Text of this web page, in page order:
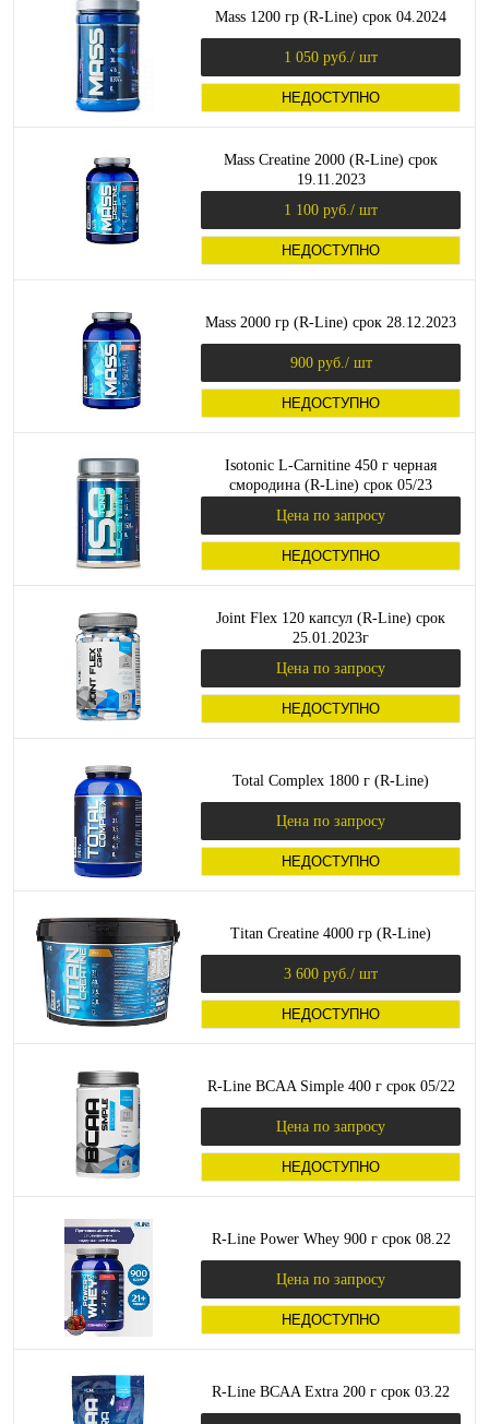
Mass 1200 гр (R-Line) срок 04.2024
1 050 руб. / шт
НЕДОСТУПНО
Mass Creatine 2000 (R-Line) срок
19.11.2023
1 100 руб. / шт
НЕДОСТУПНО
Mass 2000 гр (R-Line) срок 28.12.2023
900 руб. / шт
НЕДОСТУПНО
Isotonic L-Carnitine 450 г черная
смородина (R-Line) срок 05/23
Цена по запросу
НЕДОСТУПНО
Joint Flex 120 капсул (R-Line) срок
25.01.2023г
Цена по запросу
НЕДОСТУПНО
Total Complex 1800 г (R-Line)
Цена по запросу
НЕДОСТУПНО
Titan Creatine 4000 гр (R-Line)
3 600 руб. / шт
НЕДОСТУПНО
R-Line BCAA Simple 400 г срок 05/22
Цена по запросу
НЕДОСТУПНО
R-Line Power Whey 900 г срок 08.22
Цена по запросу
НЕДОСТУПНО
R-Line BCAA Extra 200 г срок 03.22